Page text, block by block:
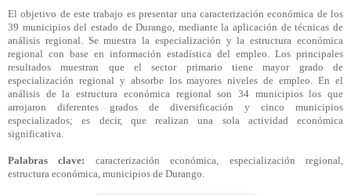
El objetivo de este trabajo es presentar una caracterización económica de los
39 municipios del estado de Durango, mediante la aplicación de técnicas de
análisis regional. Se muestra la especialización y la estructura económica
regional con base en información estadística del empleo. Los principales
resultados muestran que el sector primario tiene mayor grado de
especialización regional y absorbe los mayores niveles de empleo. En el
análisis de la estructura económica regional son 34 municipios los que
arrojaron diferentes grados de diversificación y cinco municipios
especializados; es decir, que realizan una sola actividad económica
significativa.
Palabras clave: caracterización económica, especialización regional,
estructura económica, municipios de Durango.